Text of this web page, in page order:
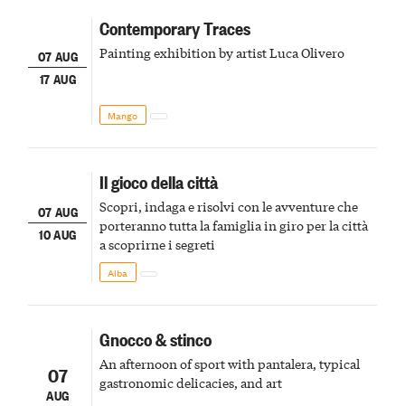
07 AUG
17 AUG
Contemporary Traces
Painting exhibition by artist Luca Olivero
Mango
07 AUG
10 AUG
Il gioco della città
Scopri, indaga e risolvi con le avventure che
porteranno tutta la famiglia in giro per la città
a scoprirne i segreti
Alba
07
AUG
Gnocco & stinco
An afternoon of sport with pantalera, typical
gastronomic delicacies, and art